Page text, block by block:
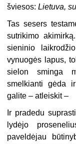
šviesos:Lietuva,
Tas sesers
sutrikimo
sieninio
vynuogės lapus,
sielon sminga
smelkianti gėda
galite – atleiskit –
Ir pradedu
lydėjo
paveldėjau